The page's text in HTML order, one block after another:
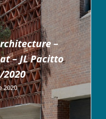
–
– JL Pacitto
2020
2020